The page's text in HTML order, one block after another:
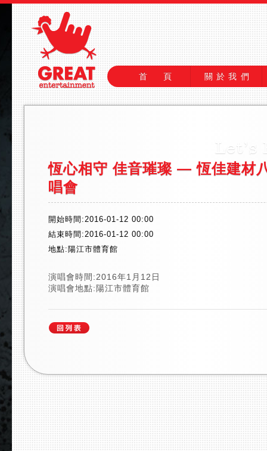
首 頁 關於我們
恆心相守 佳音璀璨 — 恆佳建材
唱會
開始時間:2016-01-12 00:00
結束時間:2016-01-12 00:00
地點:陽江市體育館
演唱會時間:2016年1月12日
演唱會地點:陽江市體育館